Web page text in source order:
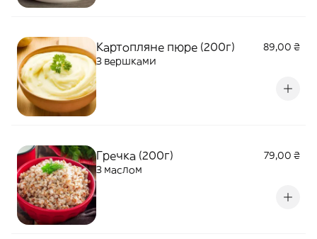
Картопляне пюре (200г)
89,00 ₴
З вершками
Гречка (200г)
79,00 ₴
З маслом